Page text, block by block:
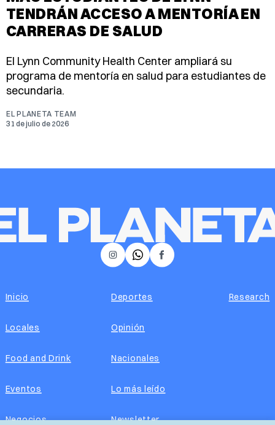
TENDRÁN ACCESO A MENTORÍA EN
CARRERAS DE SALUD
El Lynn Community Health Center ampliará su
programa de mentoría en salud para estudiantes de
secundaria.
EL PLANETA TEAM
31 de julio de 2026
𝕏 Facebook
Instagram
Inicio
Locales
Food and Drink
Eventos
Negocios
Deportes
Opinión
Nacionales
Lo más leído
Newsletter
Research